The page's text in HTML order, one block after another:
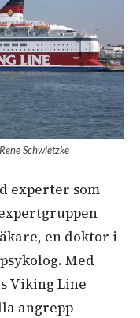
Schwietzke
experter som
en doktor i
Med
Viking Line
angrepp